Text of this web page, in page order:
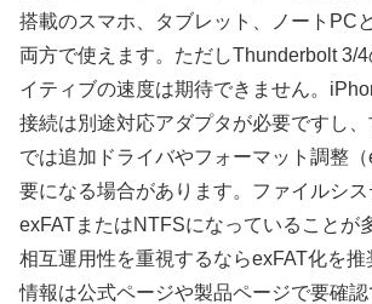
搭載のスマホ、タブレット、ノートPC
両方で使えます。ただしThunderbolt 3/
イティブの速度は期待できません。
接続は別途対応アダプタが必要ですし
では追加ドライバやフォーマット調整
要になる場合があります。ファイルシ
exFATまたはNTFSになっていることが
相互運用性を重視するならexFAT化を
情報は公式ページや製品ページで要確認